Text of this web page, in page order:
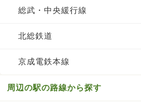
総武・中央緩行線
北総鉄道
京成電鉄本線
周辺の駅の路線から探す